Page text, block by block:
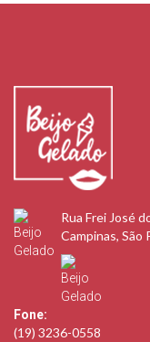
Rua Frei José
Campinas, São
Fone:
(19) 3236-0558